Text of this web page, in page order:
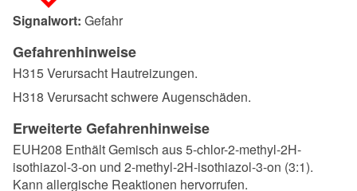
Signalwort: Gefahr
Gefahrenhinweise
H315 Verursacht Hautreizungen.
H318 Verursacht schwere Augenschäden.
Erweiterte Gefahrenhinweise
EUH208 Enthält Gemisch aus 5-chlor-2-methyl-2H-
isothiazol-3-on und 2-methyl-2H-isothiazol-3-on (3:1).
Kann allergische Reaktionen hervorrufen.